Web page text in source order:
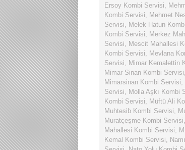
Ersoy Kombi Servisi,
Kombi Servisi, Mehmet
Servisi, Melek Hatun
Kombi Servisi, Merkez
Servisi, Mescit Mahallesi
Kombi Servisi, Mevlana
Servisi, Mimar Kemalettin
Mimar Sinan Kombi Servisi,
Mimarsinan Kombi Servisi,
Servisi, Molla Aşkı Kombi
Kombi Servisi, Müftü Ali
Muhtesib Kombi Servisi,
Muratçeşme Kombi Servisi,
Mahallesi Kombi Servisi,
Kemal Kombi Servisi,